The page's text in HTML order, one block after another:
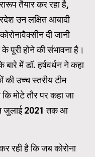
तैयार कर रहा है,
उन लक्षित आबादी
दी जानी
होने की संभावना है।
में डॉ. हर्षवर्धन ने कहा
की उच्च स्तरीय टीम
मोटे तौर पर कहा जा
जुलाई 2021 तक आ
रही है कि जब कोरोना